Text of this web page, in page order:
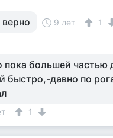
9 лет 1
пока большей частью
быстро,-давно по
1